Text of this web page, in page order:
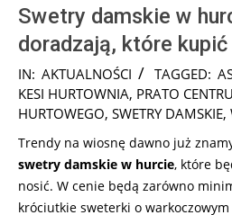
Swetry damskie w
doradzają, które
2025-
01-
11
IN: AKTUALNOŚCI TAGGED:
KESI HURTOWNIA, PRATO
HURTOWEGO, SWETRY DAMSKIE,
Trendy na wiosnę dawno już
swetry damskie w hurcie, które
nosić. W cenie będą zarówno
króciutkie sweterki o